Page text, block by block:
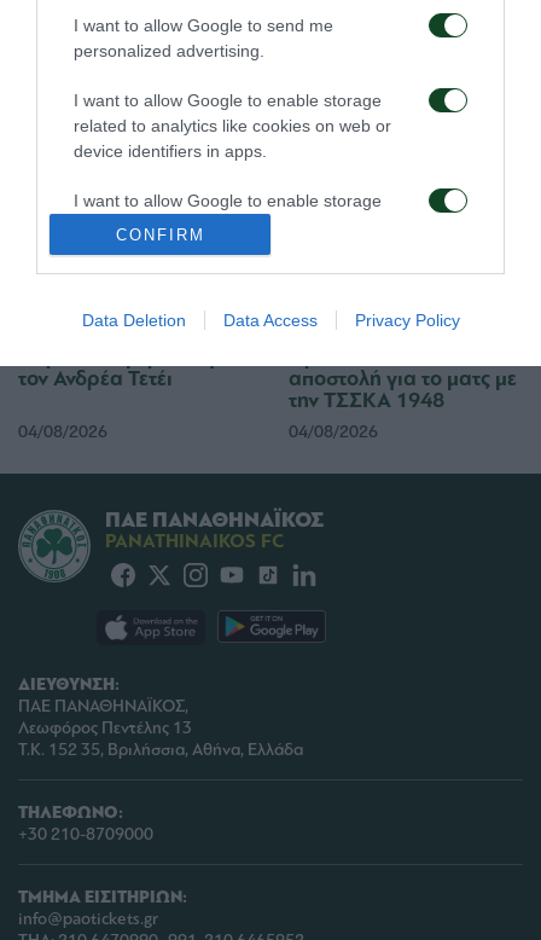
I want to allow Google to send me
personalized advertising.
I want to allow Google to enable storage
related to analytics like cookies on web or
device identifiers in apps.
I want to allow Google to enable storage
related to functionality of the website or app.
I want to allow Google to enable storage
related to security, including authentication
functionality and fraud prevention, and other
user protection.
CONFIRM
Data Deletion Data Access Privacy Policy
Σόφια
05/08/2026
τα παιχνίδια με την
ΤΣΣΚΑ 1948
τον Ανδρέα Τετέι
04/08/2026
αποστολή για το ματς με
την ΤΣΣΚΑ 1948
04/08/2026
ΔΙΕΥΘΥΝΣΗ:
ΠΑΕ ΠΑΝΑΘΗΝΑΪΚΟΣ,
Λεωφόρος Πεντέλης 13
Τ.Κ. 152 35, Βριλήσσια, Αθήνα, Ελλάδα
ΤΗΛΕΦΩΝΟ:
+30 210-8709000
ΤΜΗΜΑ ΕΙΣΙΤΗΡΙΩΝ:
info@paotickets.gr
ΠΑΕ ΠΑΝΑΘΗΝΑΪΚΟΣ
PANATHINAIKOS FC